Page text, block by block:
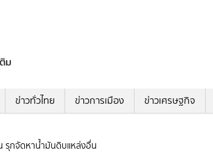
ม
ข่าวทั่วไทย ข่าวการเมือง ข่าวเศรษฐกิจ
รุกจัดหาน้ำมันดิบแหล่งอื่น